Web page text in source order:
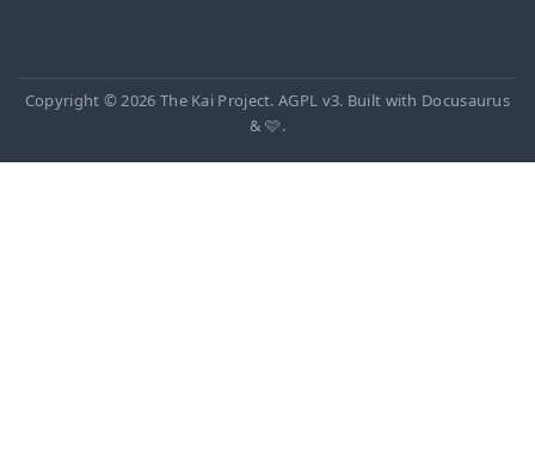
Copyright © 2026 The Kai Project. AGPL v3. Built with Docusaurus
& 🩷.